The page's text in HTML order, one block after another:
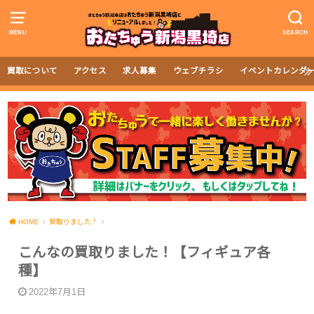
MENU SEARCH
買取について アクセス 求人募集 ウェブチラシ イベントカレンダ
HOME 買取りました！
こんなの買取りました！【フィギュア各
種】
2022年7月1日